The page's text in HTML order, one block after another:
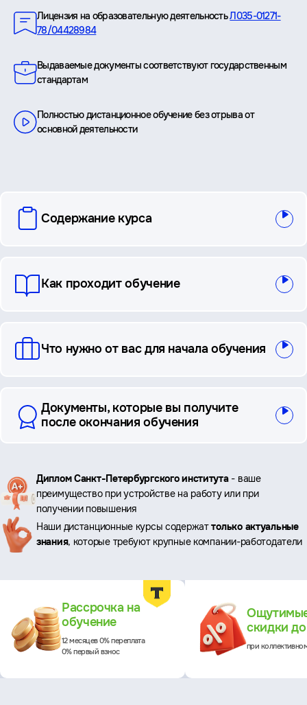
Лицензия на образовательную деятельностьЛ035-01271-
78/04428984
Выдаваемые документы соответствуют государственным
стандартам
Полностью дистанционное обучение без отрыва от
основной деятельности
вопросы
Содержание курса
Как проходит обучение
Что нужно от вас для начала обучения
Документы, которые вы получите
после окончания обучения
Ключевые
преимущества
Диплом Санкт-Петербургского института- ваше
преимущество при устройстве на работу или при
получении повышения
Наши дистанционные курсы содержаттолько актуальные
знания, которые требуют крупные компании-работодатели
Рассрочка на
обучение
12 месяцев 0% переплата
0% первый взнос
скидки
при